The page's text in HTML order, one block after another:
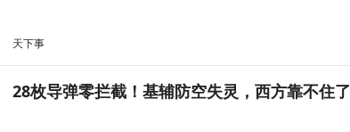
天下事
28枚导弹零拦截！基辅防空失灵，西方靠不住了